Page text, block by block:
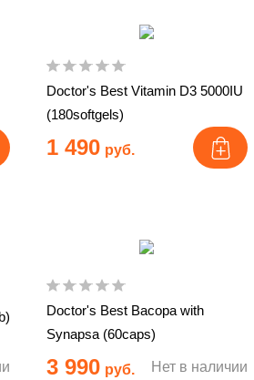
Doctor's Best Vitamin D3 5000IU
(180softgels)
1 490 руб.
Doctor's Best Bacopa with
Synapsa (60caps)
3 990 руб. Нет в наличии